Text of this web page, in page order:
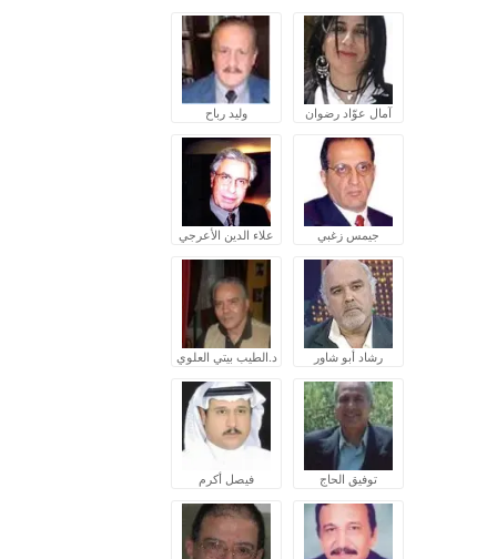
آمال عوّاد رضوان وليد رباح
جيمس زغبي علاء الدين الأعرجي
رشاد أبو شاور د.الطيب بيتي العلوي
توفيق الحاج فيصل أكرم